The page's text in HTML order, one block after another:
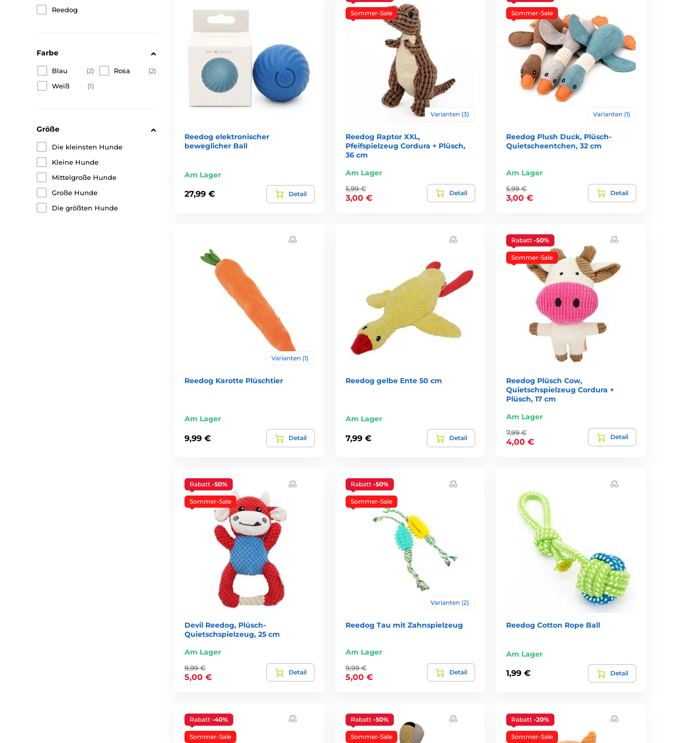
Reedog
Farbe
Blau (2) Rosa
(2)
Weiß
(1)
Größe
Die kleinsten Hunde
Kleine Hunde
Mittelgroße Hunde
Große Hunde
Die größten Hunde
Reedog elektronischer
beweglicher Ball
Am Lager
27,99 € Detail
Sommer-Sale
Varianten (3)
Reedog Raptor XXL,
Pfeifspielzeug Cordura + Plüsch,
36 cm
Am Lager
5,99 €
3,00 €
Detail
Sommer-Sale
Varianten (1)
Reedog Plush Duck, Plüsch-
Quietscheentchen, 32 cm
Am Lager
5,99 €
3,00 €
Detail
Varianten (1)
Reedog Karotte Plüschtier
Am Lager
9,99 € Detail
Reedog gelbe Ente 50 cm
Am Lager
7,99 € Detail
Rabatt-50%
Sommer-Sale
Reedog Plüsch Cow,
Quietschspielzeug Cordura +
Plüsch, 17 cm
Am Lager
7,99 €
4,00 €
Detail
Rabatt -50%
Sommer-Sale
Devil Reedog, Plüsch-
Quietschspielzeug, 25 cm
Am Lager
9,99 €
5,00 €
Detail
Rabatt -50%
Sommer-Sale
Varianten (2)
Reedog Tau mit Zahnspielzeug
Am Lager
9,99 €
5,00 €
Detail
Reedog Cotton Rope Ball
Am Lager
1,99 € Detail
Rabatt -40%
Sommer-Sale
Rabatt -50%
Sommer-Sale
Rabatt-20%
Sommer-Sale